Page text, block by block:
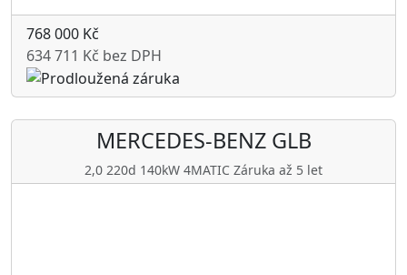
768 000 Kč
634 711 Kč bez DPH
MERCEDES-BENZGLB
2,0 220d 140kW 4MATIC Záruka až 5 let